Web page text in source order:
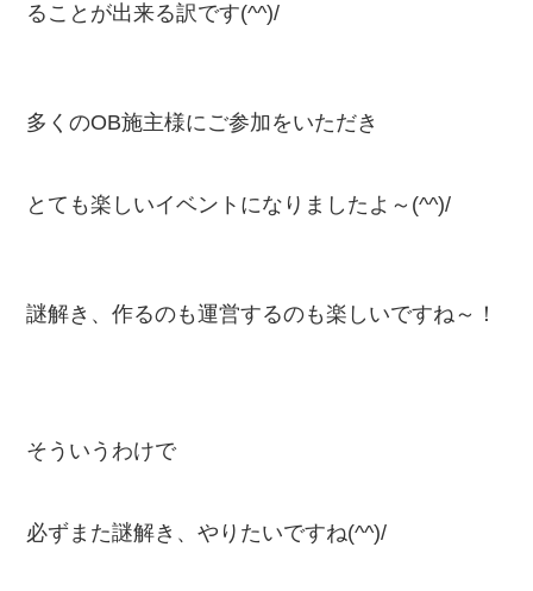
ることが出来る訳です(^^)/
多くのOB施主様にご参加をいただき
とても楽しいイベントになりましたよ～(^^)/
謎解き、作るのも運営するのも楽しいですね～！
そういうわけで
必ずまた謎解き、やりたいですね(^^)/